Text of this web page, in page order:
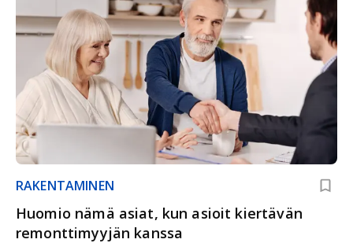
RAKENTAMINEN
Huomio nämä asiat, kun asioit kiertävän
remonttimyyjän kanssa